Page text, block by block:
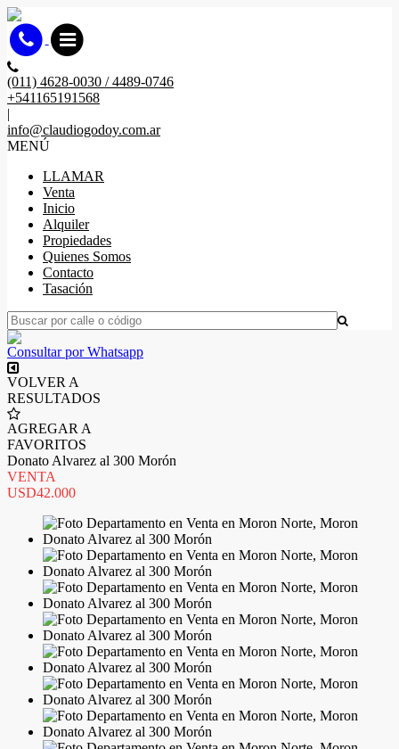
(011) 4628-0030 / 4489-0746
+541165191568
|
info@claudiogodoy.com.ar
MENÚ
LLAMAR
Venta
Inicio
Alquiler
Propiedades
Quienes Somos
Contacto
Tasación
Consultar por Whatsapp
VOLVER A
RESULTADOS
AGREGAR A
FAVORITOS
Donato Alvarez al 300 Morón
VENTA
USD42.000